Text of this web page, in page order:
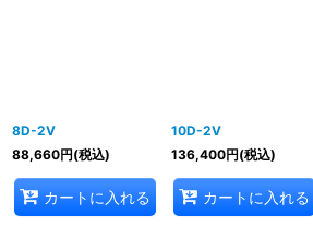
8D-2V
88,660円(税込)
カートに入れる
10D-2V
136,400円(税込)
カートに入れる